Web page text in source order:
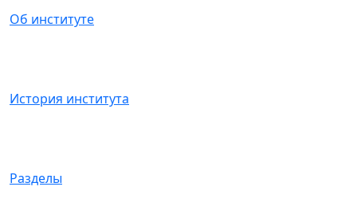
Об институте
История института
Разделы